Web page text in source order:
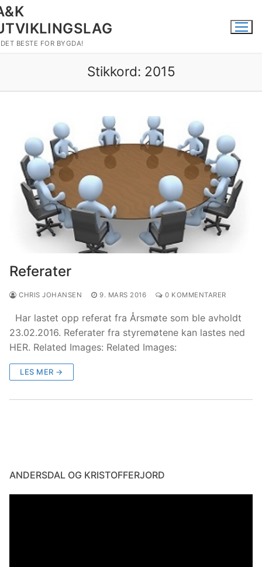
Hopp
til
innholdet
BESTE FOR BYGDA!
Stikkord: 2015
Referater
CHRIS JOHANSEN 9. MARS 2016 0 KOMMENTARER
Har lastet opp referat fra Årsmøte som ble avholdt
23.02.2016. Referater fra styremøtene kan lastes ned
HER. Related Images: Related Images:
LES MER →
ANDERSDAL OG KRISTOFFERJORD